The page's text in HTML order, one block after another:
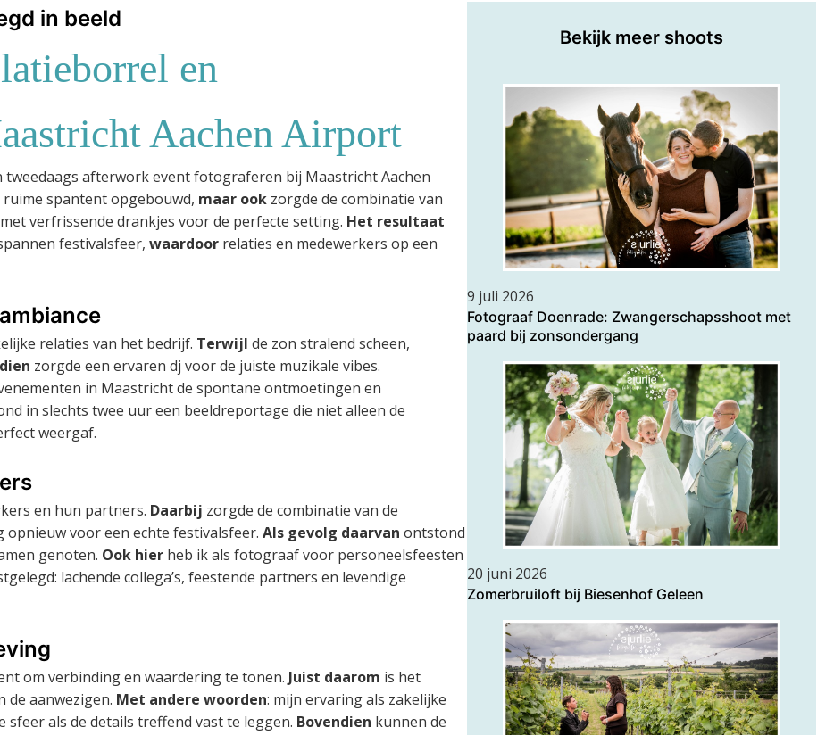
in beeld
en
Aachen Airport
afterwork event fotograferen bij Maastricht Aachen
spantent opgebouwd, maar ook zorgde de combinatie van
verfrissende drankjes voor de perfecte setting. Het resultaat
festivalsfeer, waardoor relaties en medewerkers op een
relaties van het bedrijf. Terwijl de zon stralend scheen,
zorgde een ervaren dj voor de juiste muzikale vibes.
in Maastricht de spontane ontmoetingen en
in slechts twee uur een beeldreportage die niet alleen de
weergaf.
en hun partners. Daarbij zorgde de combinatie van de
voor een echte festivalsfeer. Als gevolg daarvan ontstond
genoten. Ook hier heb ik als fotograaf voor personeelsfeesten
lachende collega’s, feestende partners en levendige
om verbinding en waardering te tonen. Juist daarom is het
de aanwezigen. Met andere woorden: mijn ervaring als zakelijke
als de details treffend vast te leggen. Bovendien kunnen de
Bekijk meer shoots
9 juli 2026
Fotograaf Doenrade: Zwangerschapsshoot met
paard bij zonsondergang
20 juni 2026
Zomerbruiloft bij Biesenhof Geleen